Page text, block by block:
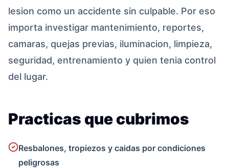
lesion como un accidente sin culpable. Por eso
importa investigar mantenimiento, reportes,
camaras, quejas previas, iluminacion, limpieza,
seguridad, entrenamiento y quien tenia control
del lugar.
Practicas que cubrimos
Resbalones, tropiezos y caidas por condiciones
peligrosas